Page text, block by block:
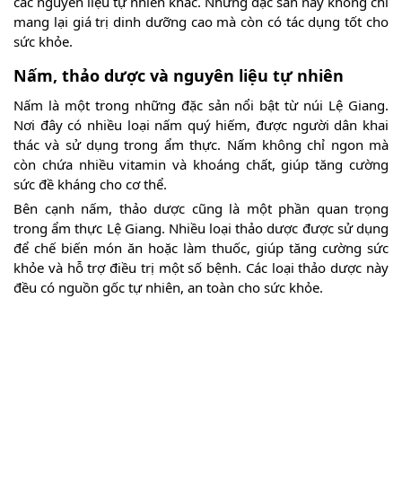
mang lại giá trị dinh dưỡng cao mà còn có tác dụng tốt cho
sức khỏe.
Nấm, thảo dược và nguyên liệu tự nhiên
Nấm là một trong những đặc sản nổi bật từ núi Lệ Giang.
Nơi đây có nhiều loại nấm quý hiếm, được người dân khai
thác và sử dụng trong ẩm thực. Nấm không chỉ ngon mà
còn chứa nhiều vitamin và khoáng chất, giúp tăng cường
sức đề kháng cho cơ thể.
Bên cạnh nấm, thảo dược cũng là một phần quan trọng
trong ẩm thực Lệ Giang. Nhiều loại thảo dược được sử dụng
để chế biến món ăn hoặc làm thuốc, giúp tăng cường sức
khỏe và hỗ trợ điều trị một số bệnh. Các loại thảo dược này
đều có nguồn gốc tự nhiên, an toàn cho sức khỏe.